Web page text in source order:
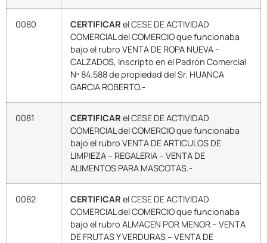
0080 CERTIFICAR el CESE DE ACTIVIDAD
COMERCIAL del COMERCIO que funcionaba
bajo el rubro VENTA DE ROPA NUEVA –
CALZADOS, Inscripto en el Padrón Comercial
Nº 84.588 de propiedad del Sr. HUANCA
GARCIA ROBERTO.-
0081 CERTIFICAR el CESE DE ACTIVIDAD
COMERCIAL del COMERCIO que funcionaba
bajo el rubro VENTA DE ARTICULOS DE
LIMPIEZA – REGALERIA – VENTA DE
ALIMENTOS PARA MASCOTAS.-
0082 CERTIFICAR el CESE DE ACTIVIDAD
COMERCIAL del COMERCIO que funcionaba
bajo el rubro ALMACEN POR MENOR – VENTA
DE FRUTAS Y VERDURAS – VENTA DE